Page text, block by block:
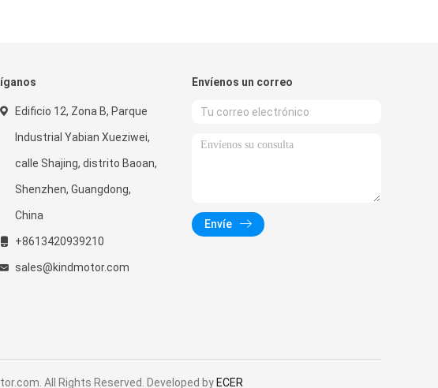
Edificio 12, Zona B, Parque
Industrial Yabian Xueziwei,
calle Shajing, distrito Baoan,
Shenzhen, Guangdong,
China
+8613420939210
sales@kindmotor.com
Envíenos un correo
Envíe
All Rights Reserved. Developed by ECER